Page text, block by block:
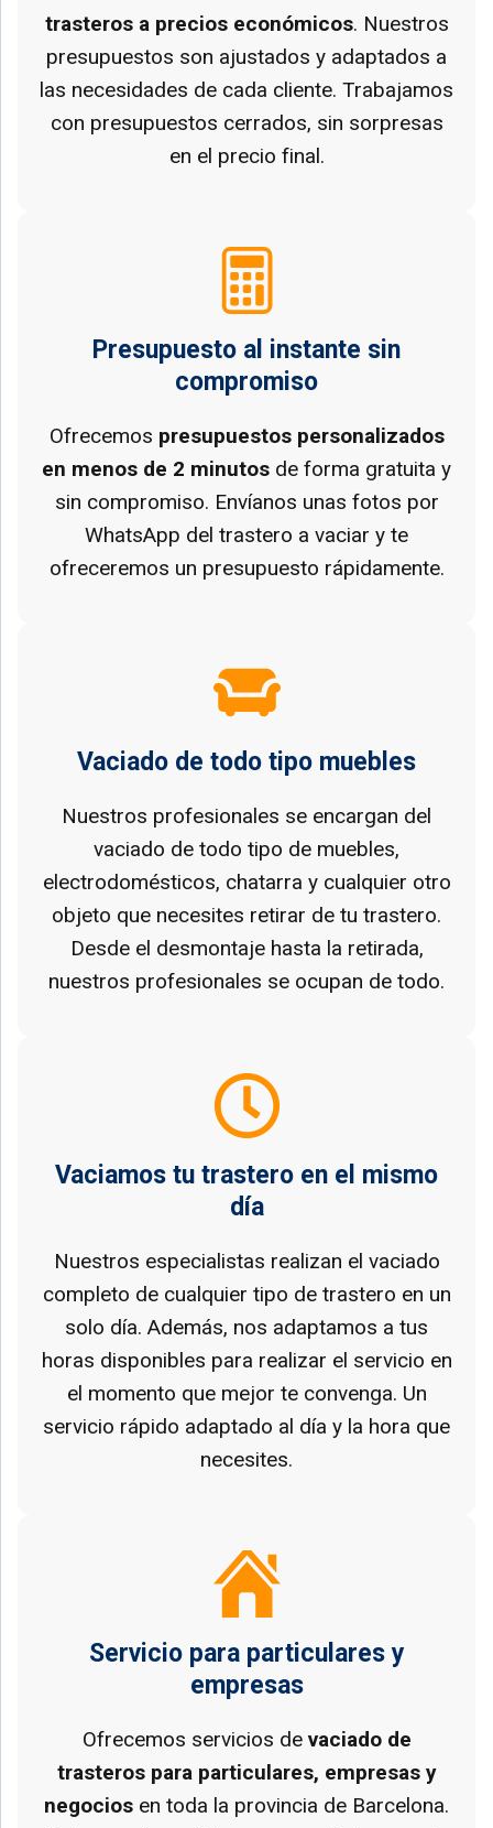
trasteros a precios económicos. Nuestros
presupuestos son ajustados y adaptados a
las necesidades de cada cliente. Trabajamos
con presupuestos cerrados, sin sorpresas
en el precio final.
Presupuesto al instante sin
compromiso
Ofrecemos presupuestos personalizados
en menos de 2 minutos de forma gratuita y
sin compromiso. Envíanos unas fotos por
WhatsApp del trastero a vaciar y te
ofreceremos un presupuesto rápidamente.
Vaciado de todo tipo muebles
Nuestros profesionales se encargan del
vaciado de todo tipo de muebles,
electrodomésticos, chatarra y cualquier otro
objeto que necesites retirar de tu trastero.
Desde el desmontaje hasta la retirada,
nuestros profesionales se ocupan de todo.
Vaciamos tu trastero en el mismo
día
Nuestros especialistas realizan el vaciado
completo de cualquier tipo de trastero en un
solo día. Además, nos adaptamos a tus
horas disponibles para realizar el servicio en
el momento que mejor te convenga. Un
servicio rápido adaptado al día y la hora que
necesites.
Servicio para particulares y
empresas
Ofrecemos servicios de vaciado de
trasteros para particulares, empresas y
negocios en toda la provincia de Barcelona.